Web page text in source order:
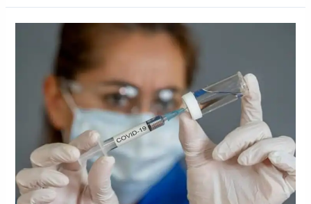
recomienda
mascarilla
distanciamiento
incremento
del
Covid